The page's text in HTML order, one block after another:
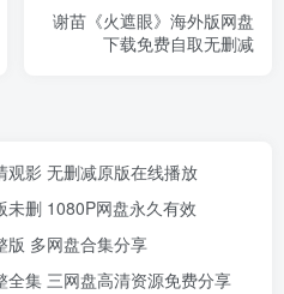
谢苗《火遮眼》海外版网盘
下载免费自取无删减
影 无删减原版在线播放
删 1080P网盘永久有效
版 多网盘合集分享
集 三网盘高清资源免费分享